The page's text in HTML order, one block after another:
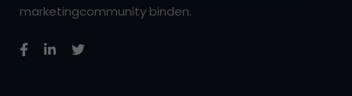
marketingcommunity binden.